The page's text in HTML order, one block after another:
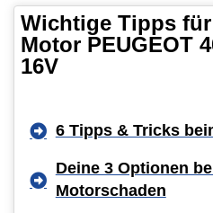
Wichtige Tipps
Motor PEUGEOT
16V
6 Tipps & Tricks
Deine 3 Optionen
Motorschaden